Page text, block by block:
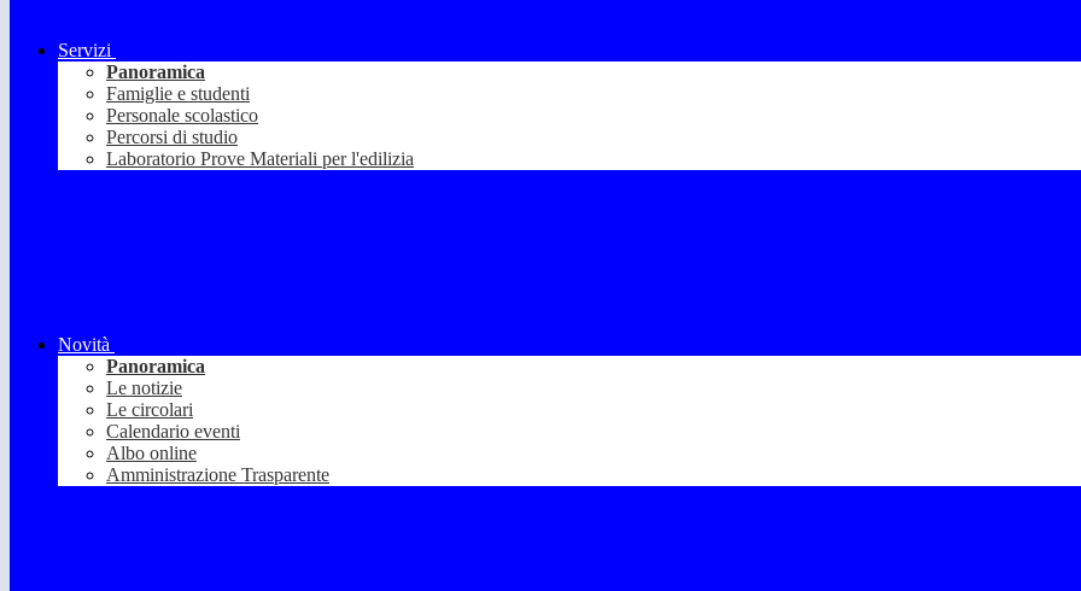
Servizi
Panoramica
Famiglie e studenti
Personale scolastico
Percorsi di studio
Laboratorio Prove Materiali per l'edilizia
Novità
Panoramica
Le notizie
Le circolari
Calendario eventi
Albo online
Amministrazione Trasparente